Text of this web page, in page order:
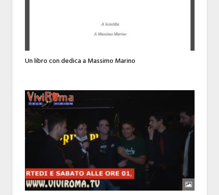
Un libro con dedica a Massimo Marino